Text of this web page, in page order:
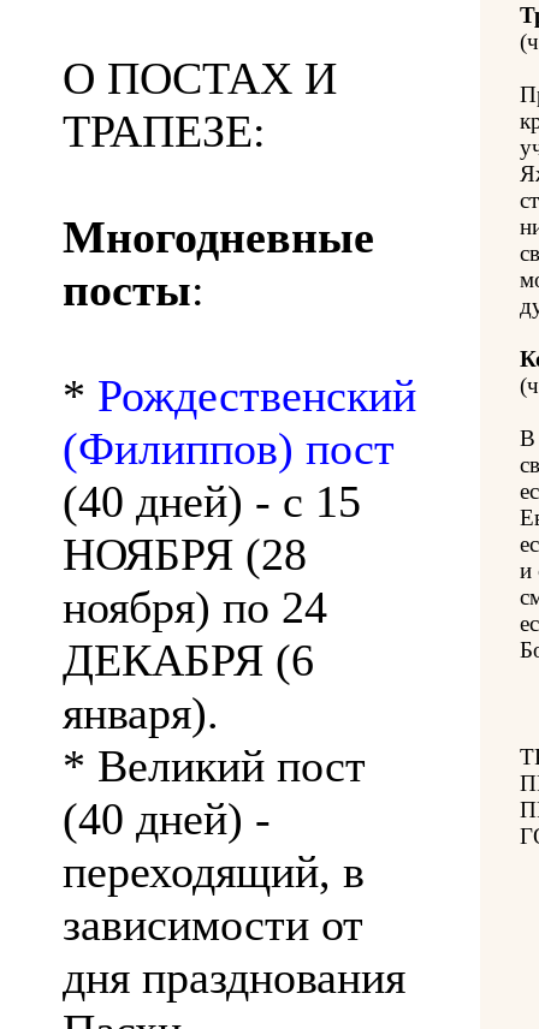
О ПОСТАХ И
ТРАПЕЗЕ:
Многодневные
посты:
* Рождественский
(Филиппов) пост
(40 дней) - с 15
НОЯБРЯ (28
ноября) по 24
ДЕКАБРЯ (6
января).
* Великий пост
(40 дней) -
переходящий, в
зависимости от
дня празднования
В
и